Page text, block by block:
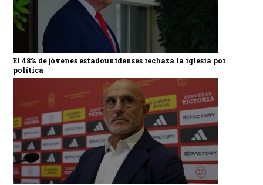
El 48% de jóvenes estadounidenses rechaza la iglesia por
política